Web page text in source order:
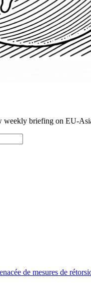
weekly briefing on EU-
de mesures de